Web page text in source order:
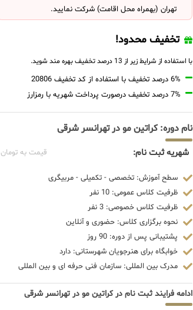
تهران (بهمراه محل اقامت) شرکت نمایید.
تخفیف محدود!
با استفاده از شرایط زیر از 13 درصد تخفیف بهره مند شوید.
6% درصد تخفیف با استفاده از کد تخفیف 20806
7% درصد تخفیف درصورت پرداخت شهریه با رمزارز
نام دوره: کراتین مو در تهرانسر شرقی
شهریه ثبت نام: قیمت به تومان
سطح آموزش: تخصصی - تکمیلی - مربیگری
ظرفیت کلاس عمومی: 10 نفر
ظرفیت کلاس خصوصی: 3 نفر
نحوه برگزاری کلاس: حضوری و آنلاین
پشتیبانی پس از دوره: 90 روز
خوابگاه برای هنرجویان شهرستانی: دارد
مدرک بین المللی: سازمان فنی حرفه ای و بین المللی
ادامه فرایند ثبت نام در کراتین مو در تهرانسر شرقی